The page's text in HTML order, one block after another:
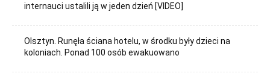
internauci ustalili ją w jeden dzień [VIDEO]
Olsztyn. Runęła ściana hotelu, w środku były dzieci na
koloniach. Ponad 100 osób ewakuowano